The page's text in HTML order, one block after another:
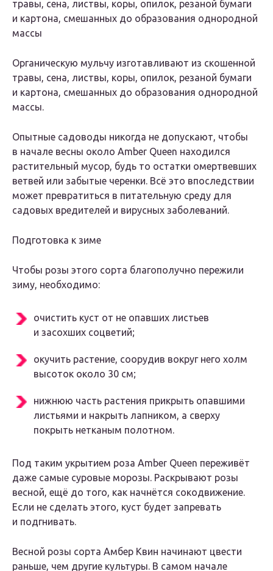
травы, сена, листвы, коры, опилок, резаной бумаги
и картона, смешанных до образования однородной
массы
Органическую мульчу изготавливают из скошенной
травы, сена, листвы, коры, опилок, резаной бумаги
и картона, смешанных до образования однородной
массы.
Опытные садоводы никогда не допускают, чтобы
в начале весны около Amber Queen находился
растительный мусор, будь то остатки омертвевших
ветвей или забытые черенки. Всё это впоследствии
может превратиться в питательную среду для
садовых вредителей и вирусных заболеваний.
Подготовка к зиме
Чтобы розы этого сорта благополучно пережили
зиму, необходимо:
очистить куст от не опавших листьев
и засохших соцветий;
окучить растение, соорудив вокруг него холм
высоток около 30 см;
нижнюю часть растения прикрыть опавшими
листьями и накрыть лапником, а сверху
покрыть нетканым полотном.
Под таким укрытием роза Amber Queen переживёт
даже самые суровые морозы. Раскрывают розы
весной, ещё до того, как начнётся сокодвижение.
Если не сделать этого, куст будет запревать
и подгнивать.
Весной розы сорта Амбер Квин начинают цвести
раньше, чем другие культуры. В самом начале